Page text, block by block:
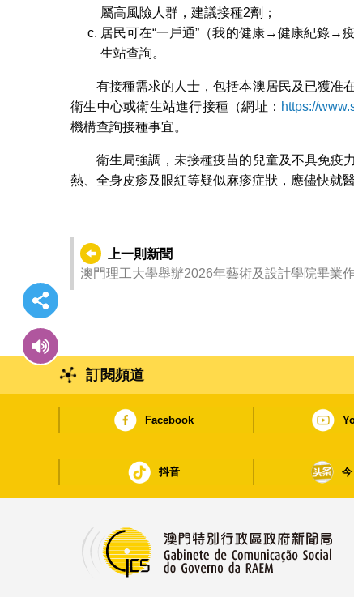
屬高風險人群，建議接種2劑；
居民可在“一戶通”（我的健康→健康紀錄→
生站查詢。
有接種需求的人士，包括本澳居民及已獲准
衛生中心或衛生站進行接種（網址： https://
機構查詢接種事宜。
衛生局強調，未接種疫苗的兒童及不具免疫
熱、全身皮疹及眼紅等疑似麻疹症狀，應儘快就
上一則新聞
澳門理工大學舉辦2026年藝術及設計學院畢業
訂閱頻道
Facebook
抖音